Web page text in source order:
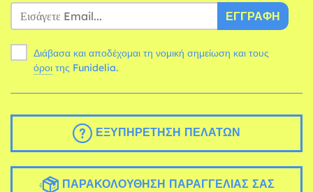
ΕΓΓΡΑΦΉ
Διάβασα και αποδέχομαι τη νομική σημείωση και τους
όροι της Funidelia.
ΕΞΥΠΗΡΈΤΗΣΗ ΠΕΛΑΤΏΝ
ΠΑΡΑΚΟΛΟΎΘΗΣΗ ΠΑΡΑΓΓΕΛΊΑΣ ΣΑΣ